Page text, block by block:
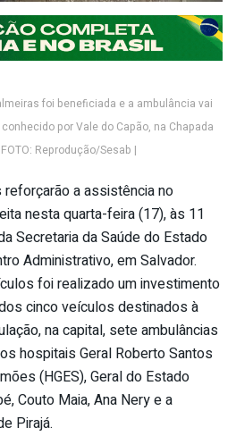
foi beneficiada e a ambulância vai
por Vale do Capão, na Chapada
Reprodução/Sesab |
a assistência no
nesta quarta-feira (17), às 11
Secretaria da Saúde do Estado
Administrativo, em Salvador.
foi realizado um investimento
cinco veículos destinados à
na capital, sete ambulâncias
hospitais Geral Roberto Santos
(HGES), Geral do Estado
Couto Maia, Ana Nery e a
Pirajá.